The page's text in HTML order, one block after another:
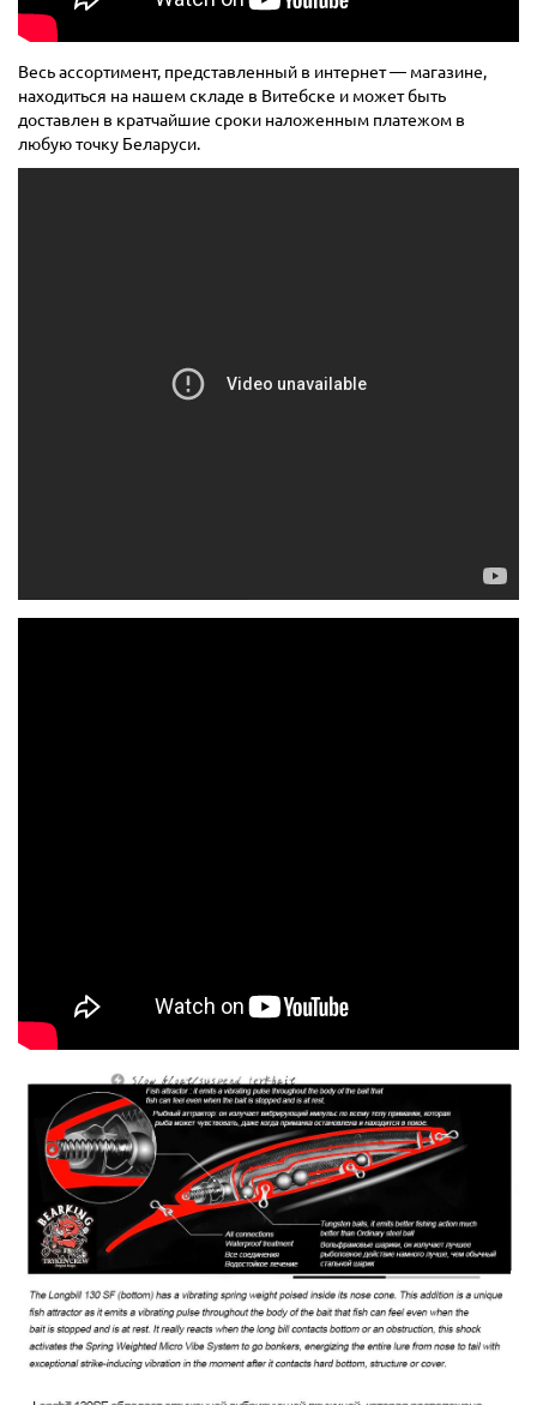
Весь ассортимент, представленный в интернет — магазине,
находиться на нашем складе в Витебске и может быть
доставлен в кратчайшие сроки наложенным платежом в
любую точку Беларуси.